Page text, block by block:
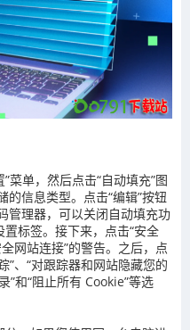
菜单，然后点击“自动填充”图
信息类型。点击“编辑”按钮
管理器，可以关闭自动填充功
标签。接下来，点击“安全
网站连接”的警告。之后，点
”、“对跟踪器和网站隐藏您的
”和“阻止所有 Cookie”等选